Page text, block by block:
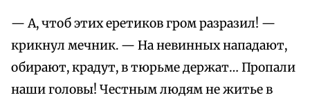
— А, чтоб этих еретиков гром разразил! —
крикнул мечник. — На невинных нападают,
обирают, крадут, в тюрьме держат… Пропали
наши головы! Честным людям не житье в